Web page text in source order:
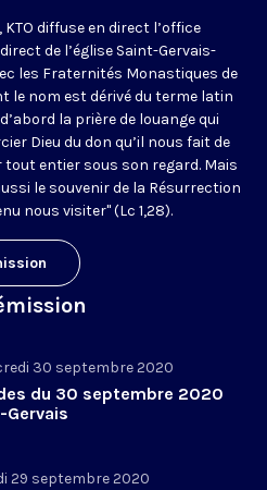
diffuse en direct l’office
de l’église Saint-Gervais-
les Fraternités Monastiques de
le nom est dérivé du terme latin
la prière de louange qui
Dieu du don qu’il nous fait de
tout entier sous son regard. Mais
le souvenir de la Résurrection
nous visiter" (Lc 1,28).
30 septembre 2020
du 30 septembre 2020
Gervais
29 septembre 2020